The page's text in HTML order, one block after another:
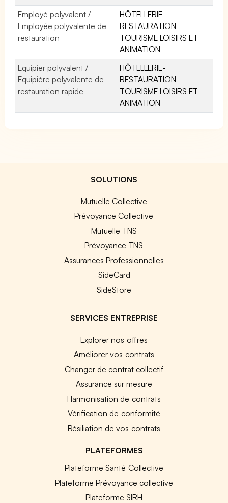
Employé polyvalent /
Employée polyvalente de
restauration
HÔTELLERIE-
RESTAURATION
TOURISME LOISIRS ET
ANIMATION
Equipier polyvalent /
Equipière polyvalente de
restauration rapide
HÔTELLERIE-
RESTAURATION
TOURISME LOISIRS ET
ANIMATION
SOLUTIONS
Mutuelle Collective
Prévoyance Collective
Mutuelle TNS
Prévoyance TNS
Assurances Professionnelles
SideCard
SideStore
SERVICES ENTREPRISE
Explorer nos offres
Améliorer vos contrats
Changer de contrat collectif
Assurance sur mesure
Harmonisation de contrats
Vérification de conformité
Résiliation de vos contrats
PLATEFORMES
Plateforme Santé Collective
Plateforme Prévoyance collective
Plateforme SIRH